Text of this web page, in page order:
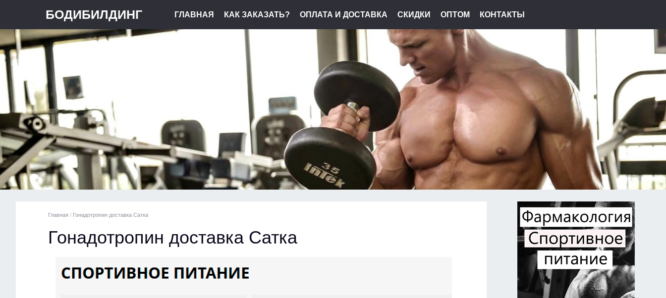
БОДИБИЛДИНГ ГЛАВНАЯ КАК ЗАКАЗАТЬ? ОПЛАТА И ДОСТАВКА СКИДКИ ОПТОМ КОНТАКТЫ
Главная / Гонадотропин доставка Сатка
Гонадотропин доставка Сатка